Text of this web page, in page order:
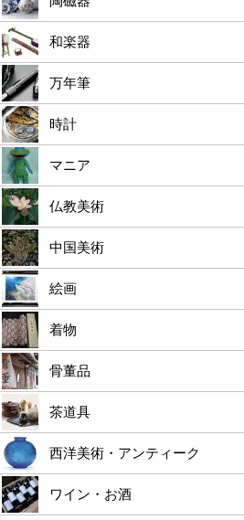
和楽器
万年筆
時計
マニア
仏教美術
中国美術
絵画
着物
骨董品
茶道具
西洋美術・アンティーク
ワイン・お酒